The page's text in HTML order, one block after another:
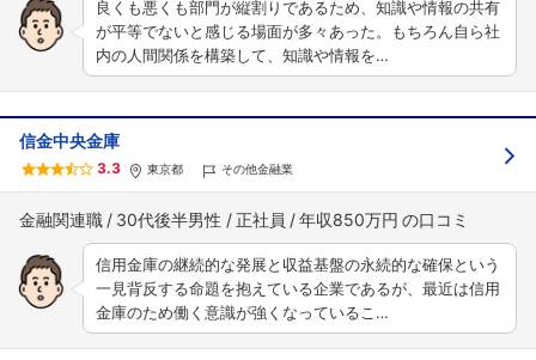
フォローしました
こちらの企業もフォローしませんか？
良くも悪くも部門が縦割りであるため、知識や情報の共有
が平等でないと感じる場面が多々あった。もちろん自ら社
内の人間関係を構築して、知識や情報を…
信金中央金庫
3.3 東京都 その他金融業
金融関連職 30代後半男性 正社員 年収850万円
信用金庫の継続的な発展と収益基盤の永続的な確保という
一見背反する命題を抱えている企業であるが、最近は信用
金庫のため働く意識が強くなっているこ…